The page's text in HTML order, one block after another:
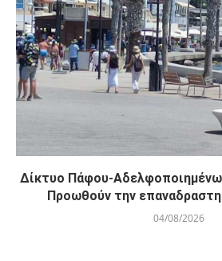
Δίκτυο Πάφου-
Προωθούν την
04/08/2026